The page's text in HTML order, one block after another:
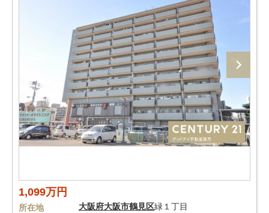
1,099万円
所在地 大阪府大阪市鶴見区緑１丁目